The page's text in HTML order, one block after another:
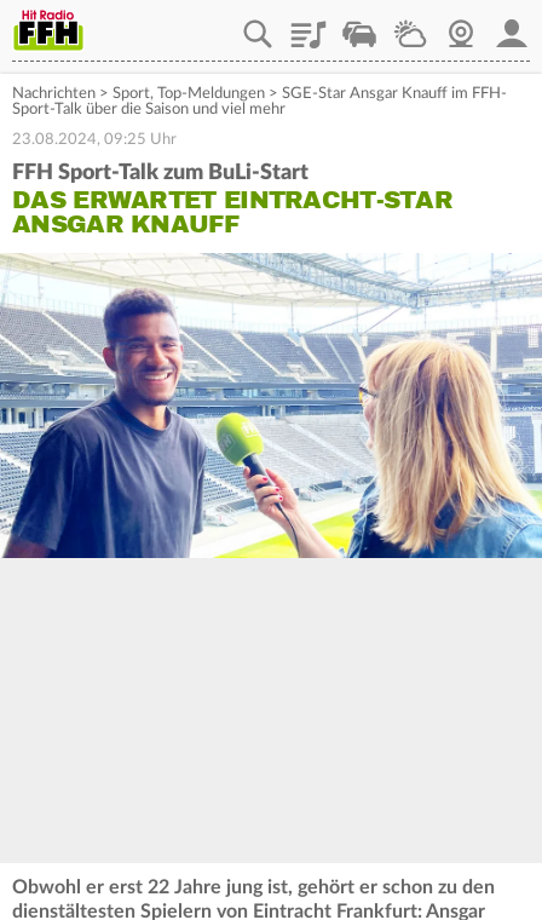
PlaylistStaupilotWetterWebcam
Nachrichten > Sport, Top-Meldungen > SGE-Star Ansgar Knauff im FFH-
Sport-Talk über die Saison und viel mehr
23.08.2024, 09:25 Uhr
FFH Sport-Talk zum BuLi-Start
DAS ERWARTET EINTRACHT-STAR
ANSGAR KNAUFF
Obwohl er erst 22 Jahre jung ist, gehört er schon zu den
dienstältesten Spielern von Eintracht Frankfurt: Ansgar